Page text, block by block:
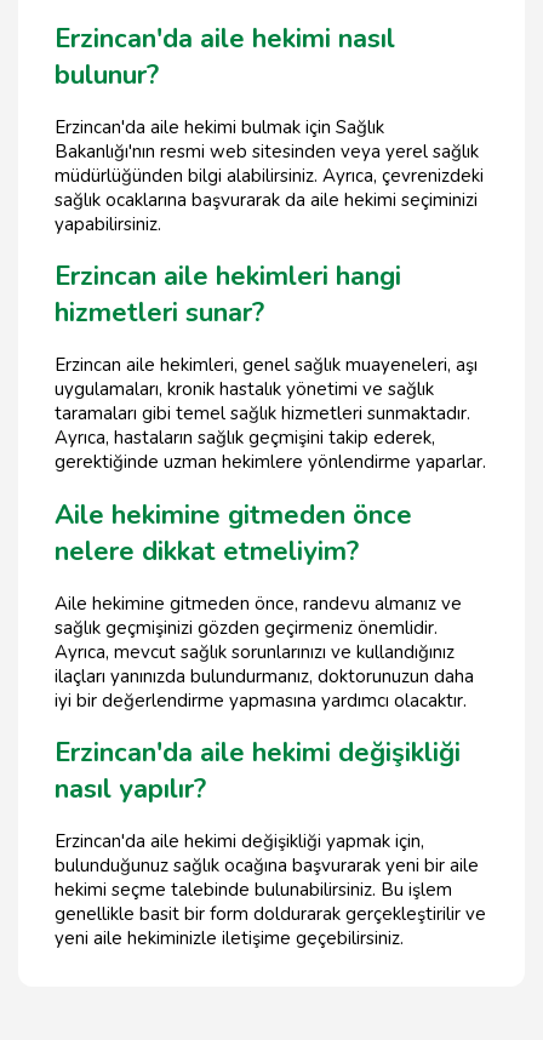
Erzincan'da aile hekimi nasıl
bulunur?
Erzincan'da aile hekimi bulmak için Sağlık
Bakanlığı'nın resmi web sitesinden veya yerel sağlık
müdürlüğünden bilgi alabilirsiniz. Ayrıca, çevrenizdeki
sağlık ocaklarına başvurarak da aile hekimi seçiminizi
yapabilirsiniz.
Erzincan aile hekimleri hangi
hizmetleri sunar?
Erzincan aile hekimleri, genel sağlık muayeneleri, aşı
uygulamaları, kronik hastalık yönetimi ve sağlık
taramaları gibi temel sağlık hizmetleri sunmaktadır.
Ayrıca, hastaların sağlık geçmişini takip ederek,
gerektiğinde uzman hekimlere yönlendirme yaparlar.
Aile hekimine gitmeden önce
nelere dikkat etmeliyim?
Aile hekimine gitmeden önce, randevu almanız ve
sağlık geçmişinizi gözden geçirmeniz önemlidir.
Ayrıca, mevcut sağlık sorunlarınızı ve kullandığınız
ilaçları yanınızda bulundurmanız, doktorunuzun daha
iyi bir değerlendirme yapmasına yardımcı olacaktır.
Erzincan'da aile hekimi değişikliği
nasıl yapılır?
Erzincan'da aile hekimi değişikliği yapmak için,
bulunduğunuz sağlık ocağına başvurarak yeni bir aile
hekimi seçme talebinde bulunabilirsiniz. Bu işlem
genellikle basit bir form doldurarak gerçekleştirilir ve
yeni aile hekiminizle iletişime geçebilirsiniz.